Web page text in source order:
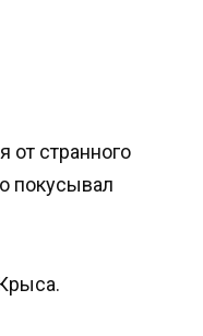
от странного
покусывал